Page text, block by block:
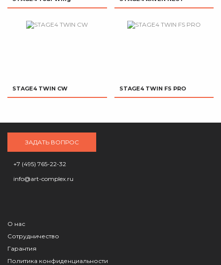
STAGE4 TWIN CW STAGE4 TWIN FS PRO
ЗАДАТЬ ВОПРОС
+7 (495) 765-22-32
info@art-complex.ru
О нас
Сотрудничество
Гарантия
Политика конфиденциальности